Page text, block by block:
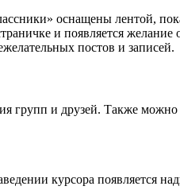
оснащены лентой,
и появляется желание
постов и записей.
групп и друзей. Также
курсора появляется